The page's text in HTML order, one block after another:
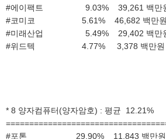
#에이팩트 9.03% 39,261 백만
#코미코 5.61% 46,682 백만원
#미래산업 5.49% 29,402 백만
#위드텍 4.77% 3,378 백만원
* 8 양자컴퓨터(양자암호) : 평균 12.21%
#포톤 29.90% 11,843 백만원